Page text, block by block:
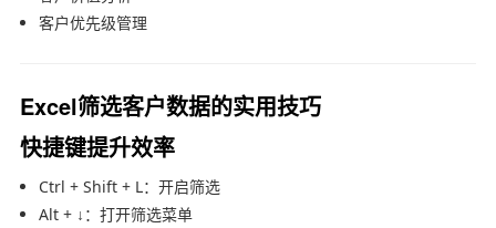
客户优先级管理
Excel筛选客户数据的实用技巧
快捷键提升效率
Ctrl + Shift + L：开启筛选
Alt + ↓：打开筛选菜单